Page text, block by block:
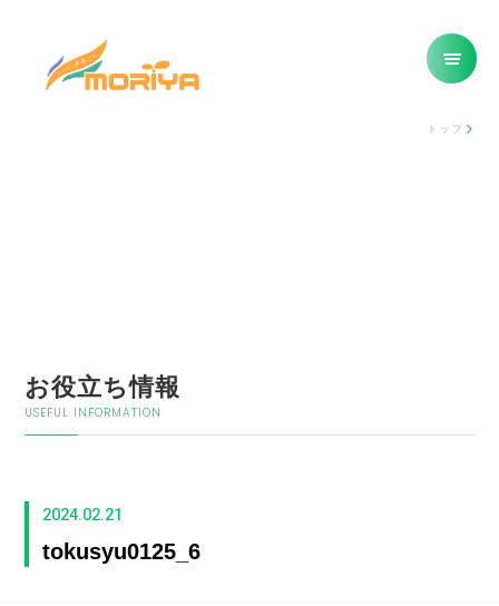
トップ
お役立ち情報
USEFUL INFORMATION
2024.02.21
tokusyu0125_6